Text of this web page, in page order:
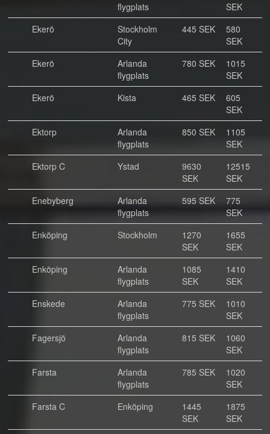
flygplats
SEK
Ekerö
Stockholm
City
445 SEK
580
SEK
Ekerö
Arlanda
flygplats
780 SEK
1015
SEK
Ekerö
Kista 465 SEK
605
SEK
Ektorp
Arlanda
flygplats
850 SEK
1105
SEK
Ektorp C
Ystad
9630
SEK
12515
SEK
Enebyberg
Arlanda
flygplats
595 SEK
775
SEK
Enköping
Stockholm
1270
SEK
1655
SEK
Enköping
Arlanda
flygplats
1085
SEK
1410
SEK
Enskede
Arlanda
flygplats
775 SEK
1010
SEK
Fagersjö
Arlanda
flygplats
815 SEK
1060
SEK
Farsta
Arlanda
flygplats
785 SEK
1020
SEK
Farsta C
Enköping
1445
SEK
1875
SEK